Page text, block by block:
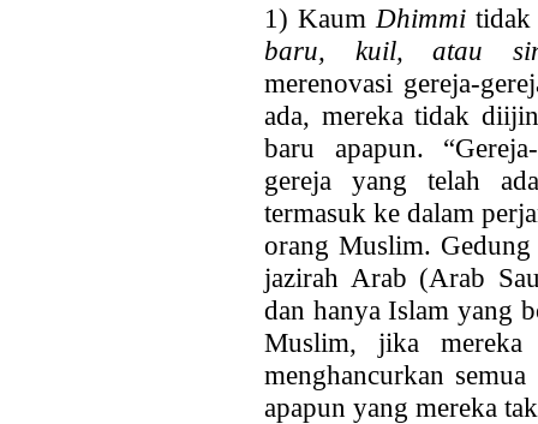
1) Kaum Dhimmi tidak
baru, kuil, atau
merenovasi gereja-
ada, mereka tidak
baru apapun.
gereja yang telah
termasuk ke dalam
orang Muslim.
jazirah Arab (Arab
dan hanya Islam yang
Muslim, jika mereka
menghancurkan
apapun yang mereka